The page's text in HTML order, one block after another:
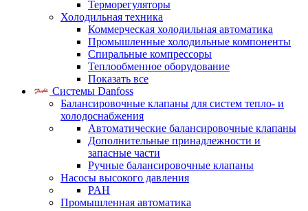
Терморегуляторы
Холодильная техника
Коммерческая холодильная автоматика
Промышленные холодильные компоненты
Спиральные компрессоры
Теплообменное оборудование
Показать все
Системы Danfoss
Балансировочные клапаны для систем тепло- и
холодоснабжения
Автоматические балансировочные клапаны
Дополнительные принадлежности и
запасные части
Ручные балансировочные клапаны
Насосы высокого давления
PAH
Промышленная автоматика